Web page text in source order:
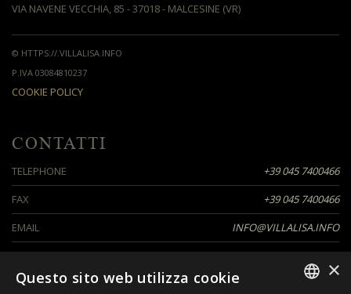
VIA NAVENE VECCHIA, 85 - 37018 - MALCESINE (VR)
© HTTPS://.VILLALISA.INFO
P.IVA 03084810237
COOKIE POLICY
CONTATTI
TELEPHONE
+39 045 7400466
FAX
+39 045 7400466
EMAIL
INFO@VILLALISA.INFO
SEGUICI SU
×
Questo sito web utilizza cookie